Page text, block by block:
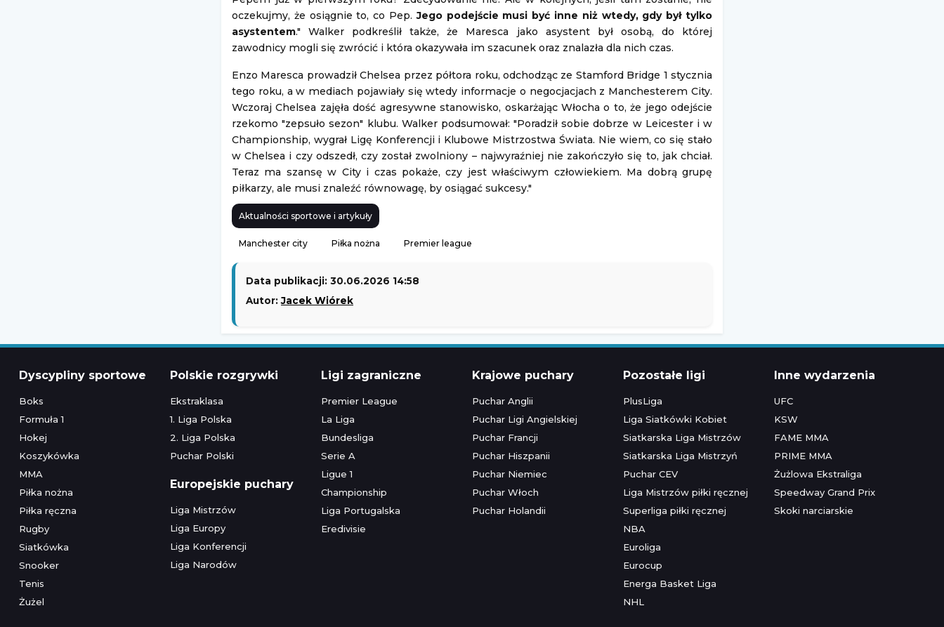
oczekujmy, że osiągnie to, co Pep.Jego podejście musi być inne niż wtedy, gdy był tylko
asystentem." Walker podkreślił także, że Maresca jako asystent był osobą, do której
zawodnicy mogli się zwrócić i która okazywała im szacunek oraz znalazła dla nich czas.
Enzo Maresca prowadził Chelsea przez półtora roku, odchodząc ze Stamford Bridge 1 stycznia
tego roku, a w mediach pojawiały się wtedy informacje o negocjacjach z Manchesterem City.
Wczoraj Chelsea zajęła dość agresywne stanowisko, oskarżając Włocha o to, że jego odejście
rzekomo "zepsuło sezon" klubu. Walker podsumował: "Poradził sobie dobrze w Leicester i w
Championship, wygrał Ligę Konferencji i Klubowe Mistrzostwa Świata. Nie wiem, co się stało
w Chelsea i czy odszedł, czy został zwolniony – najwyraźniej nie zakończyło się to, jak chciał.
Teraz ma szansę w City i czas pokaże, czy jest właściwym człowiekiem. Ma dobrą grupę
piłkarzy, ale musi znaleźć równowagę, by osiągać sukcesy."
Aktualności sportowe i artykuły
Manchester city Piłka nożna Premier league
Data publikacji: 30.06.2026 14:58
Autor:Jacek Wiórek
Dyscypliny sportowe
Boks
Formuła 1
Hokej
Koszykówka
MMA
Piłka nożna
Piłka ręczna
Rugby
Siatkówka
Snooker
Tenis
Żużel
Polskie rozgrywki
Ekstraklasa
1. Liga Polska
2. Liga Polska
Puchar Polski
Europejskie puchary
Liga Mistrzów
Liga Europy
Liga Konferencji
Liga Narodów
Ligi zagraniczne
Premier League
La Liga
Bundesliga
Serie A
Ligue 1
Championship
Liga Portugalska
Eredivisie
Krajowe puchary
Puchar Anglii
Puchar Ligi Angielskiej
Puchar Francji
Puchar Hiszpanii
Puchar Niemiec
Puchar Włoch
Puchar Holandii
Pozostałe ligi
PlusLiga
Liga Siatkówki Kobiet
Siatkarska Liga Mistrzów
Siatkarska Liga Mistrzyń
Puchar CEV
Liga Mistrzów piłki ręcznej
Superliga piłki ręcznej
NBA
Euroliga
Eurocup
Energa Basket Liga
NHL
Inne wydarzenia
UFC
KSW
FAME MMA
PRIME MMA
Żużlowa Ekstraliga
Speedway Grand Prix
Skoki narciarskie